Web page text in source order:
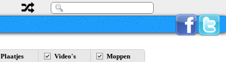
Plaatjes Video's Moppen